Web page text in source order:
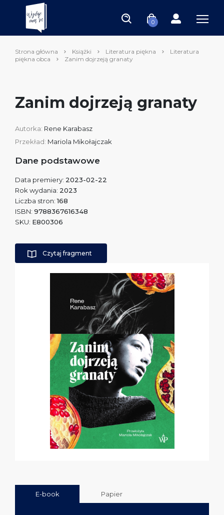
0
Strona główna Książki Literatura piękna
Literatura
piękna obca
Zanim dojrzeją granaty
Zanim dojrzeją granaty
Autorka: Rene Karabasz
Przekład: Mariola Mikołajczak
Dane podstawowe
Data premiery: 2023-02-22
Rok wydania: 2023
Liczba stron:168
ISBN: 9788367616348
SKU: E800306
Czytaj fragment
E-book Papier